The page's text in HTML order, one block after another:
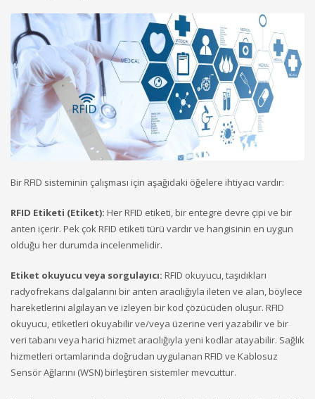
Bir RFID sisteminin çalışması için aşağıdaki öğelere ihtiyacı vardır:
RFID Etiketi (Etiket): Her RFID etiketi, bir entegre devre çipi ve bir
anten içerir. Pek çok RFID etiketi türü vardır ve hangisinin en uygun
olduğu her durumda incelenmelidir.
Etiket okuyucu veya sorgulayıcı: RFID okuyucu, taşıdıkları
radyofrekans dalgalarını bir anten aracılığıyla ileten ve alan, böylece
hareketlerini algılayan ve izleyen bir kod çözücüden oluşur. RFID
okuyucu, etiketleri okuyabilir ve/veya üzerine veri yazabilir ve bir
veri tabanı veya harici hizmet aracılığıyla yeni kodlar atayabilir. Sağlık
hizmetleri ortamlarında doğrudan uygulanan RFID ve Kablosuz
Sensör Ağlarını (WSN) birleştiren sistemler mevcuttur.